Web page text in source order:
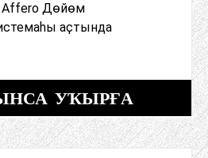
Affero Дөйөм
аҫтында
УҠЫРҒА